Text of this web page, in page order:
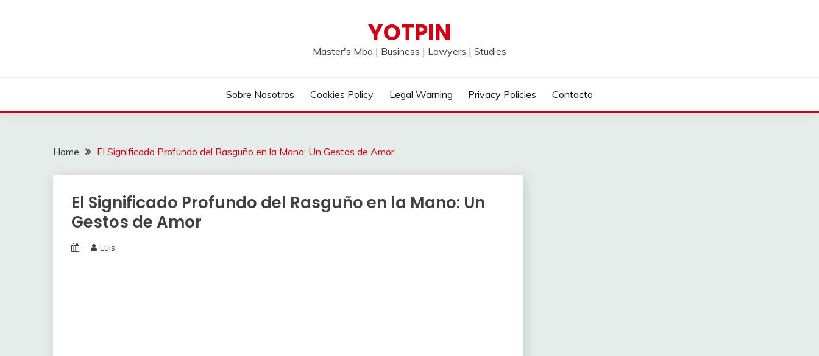
YOTPIN
Master's Mba | Business | Lawyers | Studies
Sobre Nosotros Cookies Policy Legal Warning Privacy Policies Contacto
Home El Significado Profundo del Rasguño en la Mano: Un Gestos de Amor
El Significado Profundo del Rasguño en la Mano: Un
Gestos de Amor
Luis